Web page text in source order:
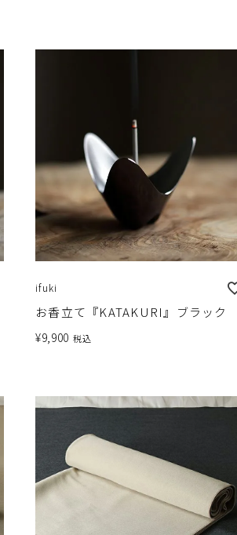
ifuki
お香立て『KATAKURI』ブラック
¥9,900 税込